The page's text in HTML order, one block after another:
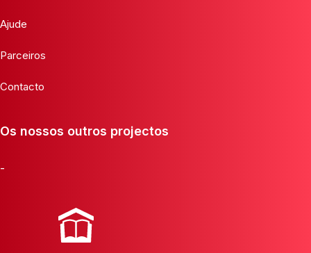
Ajude
Parceiros
Contacto
Os nossos outros projectos
-